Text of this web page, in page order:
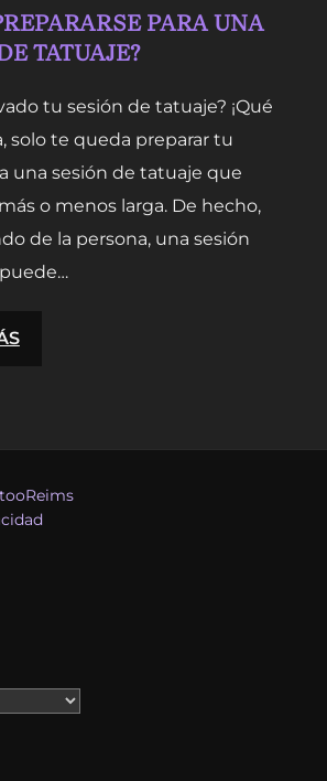
AL
SERVICIO
DE
LA
RECONSTRUCCIÓN
PARA UNA
TATUAJE?
tu sesión de tatuaje? ¡Qué
solo te queda preparar tu
una sesión de tatuaje que
o menos larga. De hecho,
de la persona, una sesión
:
SESIÓN